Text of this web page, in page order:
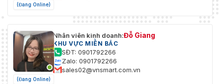
(Đang Online)
(Đang Online)
Nhân viên kinh doanh:Đỗ Giang
KHU VỰC MIỀN BẮC
SĐT: 0901792266
Zalo: 0901792266
sales02@vnsmart.com.vn